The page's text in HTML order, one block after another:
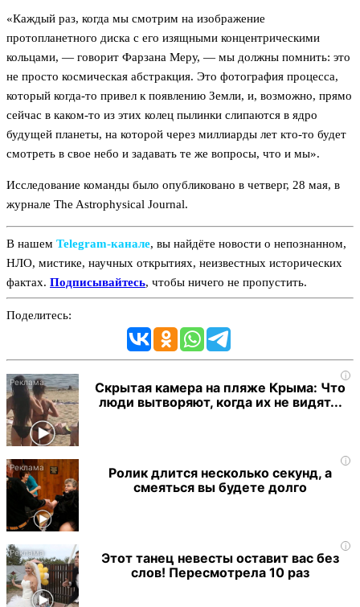
«Каждый раз, когда мы смотрим на изображение
протопланетного диска с его изящными концентрическими
кольцами, — говорит Фарзана Меру, — мы должны помнить: это
не просто космическая абстракция. Это фотография процесса,
который когда-то привел к появлению Земли, и, возможно, прямо
сейчас в каком-то из этих колец пылинки слипаются в ядро
будущей планеты, на которой через миллиарды лет кто-то будет
смотреть в свое небо и задавать те же вопросы, что и мы».
Исследование команды было опубликовано в четверг, 28 мая, в
журнале The Astrophysical Journal.
В нашем Telegram‑канале, вы найдёте новости о непознанном,
НЛО, мистике, научных открытиях, неизвестных исторических
фактах. Подписывайтесь, чтобы ничего не пропустить.
Поделитесь:
i
Скрытая камера на пляже Крыма: Что
люди вытворяют, когда их не видят...
i
Ролик длится несколько секунд, а
смеяться вы будете долго
i
Этот танец невесты оставит вас без
слов! Пересмотрела 10 раз